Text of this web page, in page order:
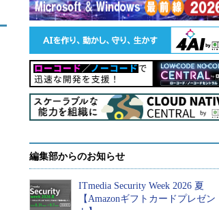
編集部からのお知らせ
ITmedia Security Week 2026 夏
【Amazonギフトカードプレゼン